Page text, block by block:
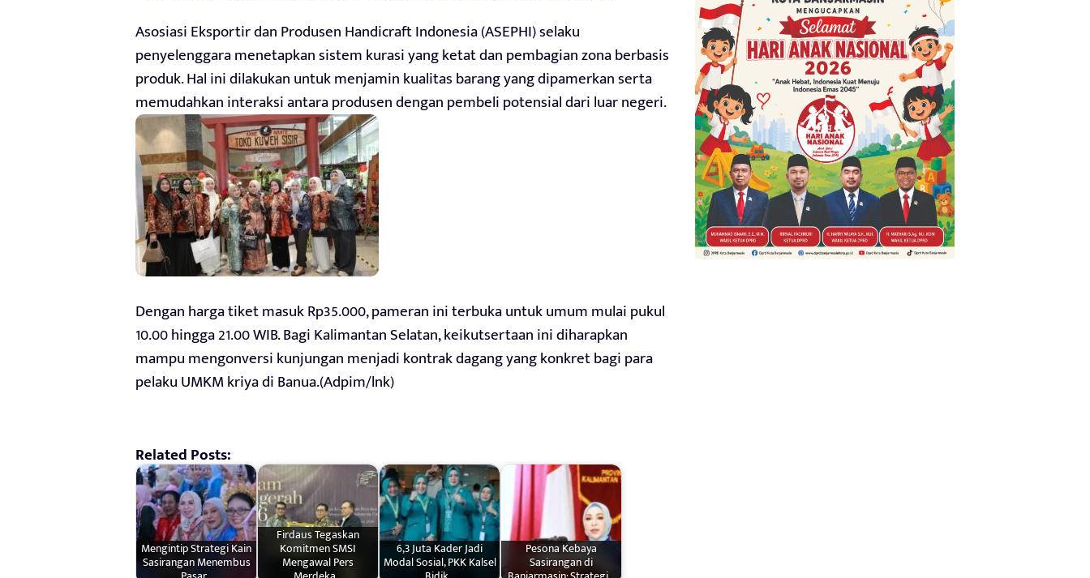
Asosiasi Eksportir dan Produsen Handicraft Indonesia (ASEPHI) selaku
penyelenggara menetapkan sistem kurasi yang ketat dan pembagian zona berbasis
produk. Hal ini dilakukan untuk menjamin kualitas barang yang dipamerkan serta
memudahkan interaksi antara produsen dengan pembeli potensial dari luar negeri.
Dengan harga tiket masuk Rp35.000, pameran ini terbuka untuk umum mulai pukul
10.00 hingga 21.00 WIB. Bagi Kalimantan Selatan, keikutsertaan ini diharapkan
mampu mengonversi kunjungan menjadi kontrak dagang yang konkret bagi para
pelaku UMKM kriya di Banua.(Adpim/lnk)
Related Posts:
Mengintip Strategi Kain
Sasirangan Menembus
Firdaus Tegaskan
Komitmen SMSI
Mengawal Pers
6,3 Juta Kader Jadi
Modal Sosial, PKK Kalsel
Pesona Kebaya
Sasirangan di